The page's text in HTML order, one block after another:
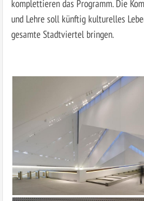
komplettieren das Programm. Die
und Lehre soll künftig kulturelles
gesamte Stadtviertel bringen.